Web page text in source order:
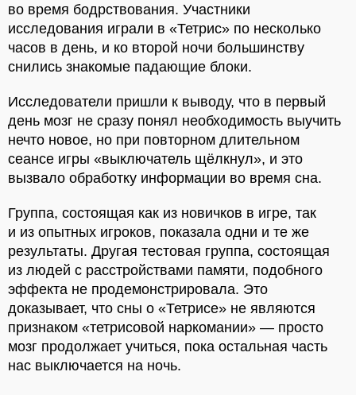
во время бодрствования. Участники
исследования играли в «Тетрис» по несколько
часов в день, и ко второй ночи большинству
снились знакомые падающие блоки.
Исследователи пришли к выводу, что в первый
день мозг не сразу понял необходимость выучить
нечто новое, но при повторном длительном
сеансе игры «выключатель щёлкнул», и это
вызвало обработку информации во время сна.
Группа, состоящая как из новичков в игре, так
и из опытных игроков, показала одни и те же
результаты. Другая тестовая группа, состоящая
из людей с расстройствами памяти, подобного
эффекта не продемонстрировала. Это
доказывает, что сны о «Тетрисе» не являются
признаком «тетрисовой наркомании» — просто
мозг продолжает учиться, пока остальная часть
нас выключается на ночь.